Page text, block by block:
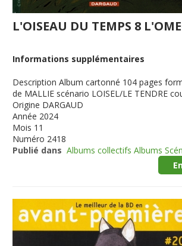
L'OISEAU DU TEMPS 8
Informations supplémentaires
Description Album cartonné 104 pages
de MALLIE scénario LOISEL/LE TENDRE
Origine DARGAUD
Année 2024
Mois 11
Numéro 2418
Publié dans Albums collectifs Albums